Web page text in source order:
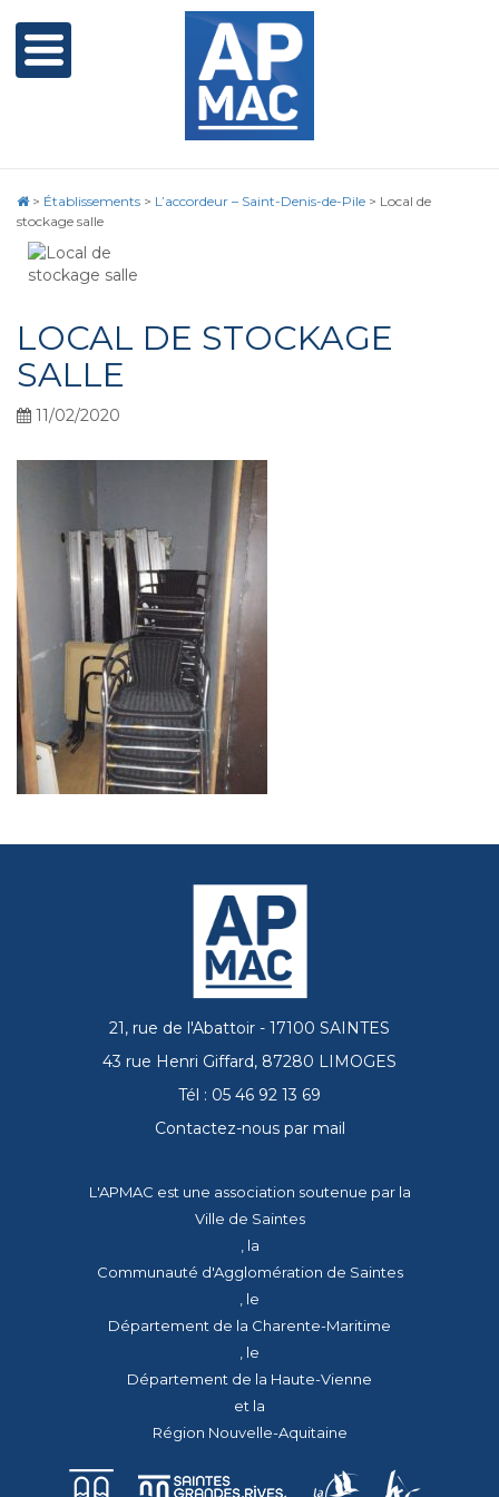
> Établissements > L’accordeur – Saint-Denis-de-Pile > Local de
stockage salle
LOCAL DE STOCKAGE
SALLE
11/02/2020
21, rue de l'Abattoir - 17100 SAINTES
43 rue Henri Giffard, 87280 LIMOGES
Tél : 05 46 92 13 69
Contactez-nous par mail
L'APMAC est une association soutenue par la
Ville de Saintes
, la
Communauté d'Agglomération de Saintes
, le
Département de la Charente-Maritime
, le
Département de la Haute-Vienne
et la
Région Nouvelle-Aquitaine